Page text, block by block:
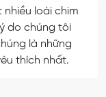
nhiều loài chim
do chúng tôi
là những
thích nhất.